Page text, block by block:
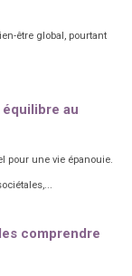
être global, pourtant
au
pour une vie épanouie.
comprendre